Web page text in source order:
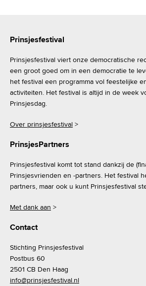
h
t
n
a
v
i
g
a
t
i
e
Prinsjesfestival
Prinsjesfestival viert onze democratische
een groot goed om in een democratie te
het festival een programma vol feestelijke
activiteiten. Het festival is altijd in de week
Prinsjesdag.
Over prinsjesfestival >
PrinsjesPartners
Prinsjesfestival komt tot stand dankzij de
Prinsjesvrienden en -partners. Het festival
partners, maar ook u kunt Prinsjesfestival
Met dank aan >
Contact
Stichting Prinsjesfestival
Postbus 60
2501 CB Den Haag
info@prinsjesfestival.nl